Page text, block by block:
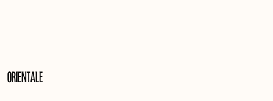
Orientale